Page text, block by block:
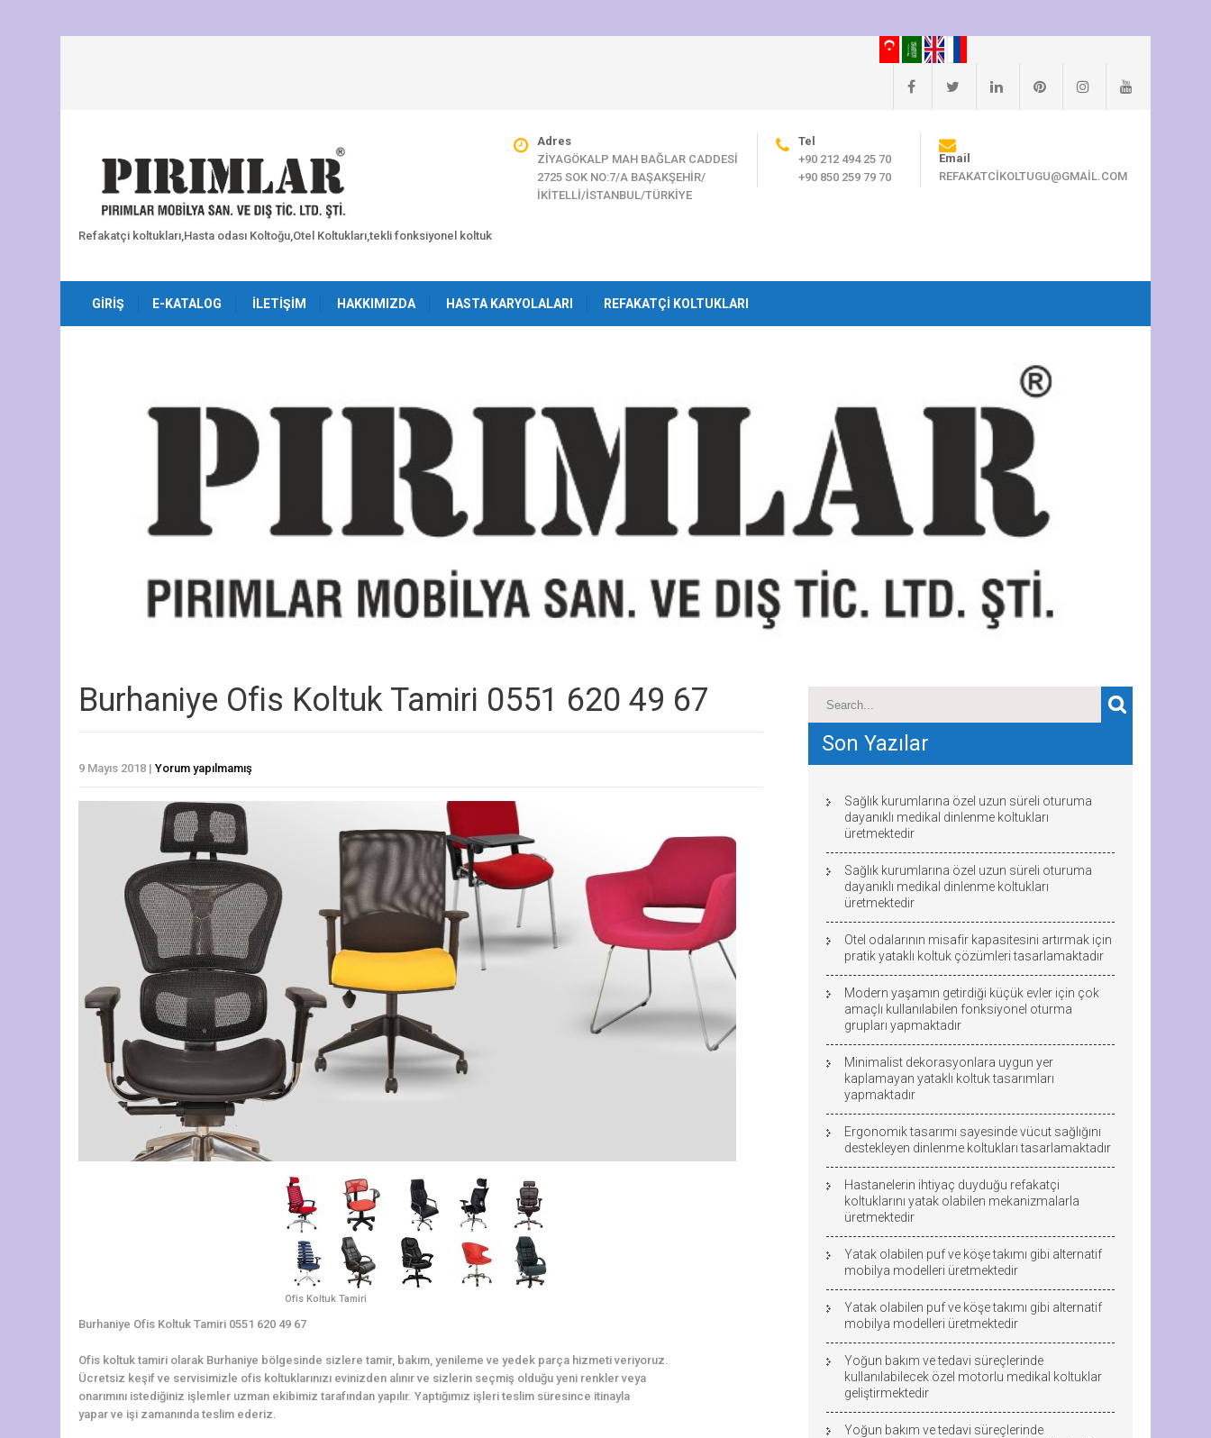
Refakatçi koltukları,Hasta odası Koltoğu,Otel Koltukları,tekli fonksiyonel koltuk
Adres
ZİYAGÖKALP MAH BAĞLAR CADDESİ
2725 SOK NO:7/A BAŞAKŞEHİR/
İKİTELLİ/İSTANBUL/TÜRKİYE
Tel
+90 212 494 25 70
+90 850 259 79 70
Email
REFAKATCIKOLTUGU@GMAIL.COM
GIRIŞ E-KATALOG İLETIŞIM HAKKIMIZDA HASTA KARYOLALARI REFAKATÇI KOLTUKLARI
Burhaniye Ofis Koltuk Tamiri 0551 620 49 67
9 Mayıs 2018 | Yorum yapılmamış
Ofis Koltuk Tamiri
Burhaniye Ofis Koltuk Tamiri 0551 620 49 67
Ofis koltuk tamiri olarak Burhaniye bölgesinde sizlere tamir, bakım, yenileme ve yedek parça hizmeti veriyoruz.
Ücretsiz keşif ve servisimizle ofis koltuklarınızı evinizden alınır ve sizlerin seçmiş olduğu yeni renkler veya
onarımını istediğiniz işlemler uzman ekibimiz tarafından yapılır. Yaptığımız işleri teslim süresince itinayla
yapar ve işi zamanında teslim ederiz.
Son Yazılar
Sağlık kurumlarına özel uzun süreli oturuma
dayanıklı medikal dinlenme koltukları
üretmektedir
Sağlık kurumlarına özel uzun süreli oturuma
dayanıklı medikal dinlenme koltukları
üretmektedir
Otel odalarının misafir kapasitesini artırmak için
pratik yataklı koltuk çözümleri tasarlamaktadır
Modern yaşamın getirdiği küçük evler için çok
amaçlı kullanılabilen fonksiyonel oturma
grupları yapmaktadır
Minimalist dekorasyonlara uygun yer
kaplamayan yataklı koltuk tasarımları
yapmaktadır
Ergonomik tasarımı sayesinde vücut sağlığını
destekleyen dinlenme koltukları tasarlamaktadır
Hastanelerin ihtiyaç duyduğu refakatçi
koltuklarını yatak olabilen mekanizmalarla
üretmektedir
Yatak olabilen puf ve köşe takımı gibi alternatif
mobilya modelleri üretmektedir
Yatak olabilen puf ve köşe takımı gibi alternatif
mobilya modelleri üretmektedir
Yoğun bakım ve tedavi süreçlerinde
kullanılabilecek özel motorlu medikal koltuklar
geliştirmektedir
Yoğun bakım ve tedavi süreçlerinde